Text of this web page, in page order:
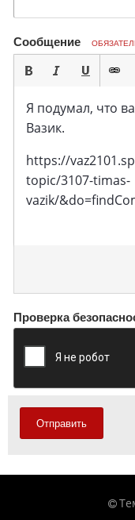
Сообщение
Я подумал, что
Вазик.
https://
topic/3107-timas-
vazik/
Проверка
Отправить